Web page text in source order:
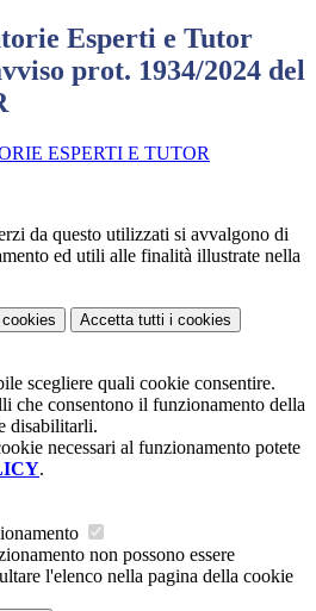
Esperti e Tutor
prot. 1934/2024 del
ESPERTI E TUTOR
da questo utilizzati si avvalgono di
ed utili alle finalità illustrate nella
Accetta tutti i cookies
scegliere quali cookie consentire.
che consentono il funzionamento della
disabilitarli.
necessari al funzionamento potete
.
non possono essere
l'elenco nella pagina della cookie